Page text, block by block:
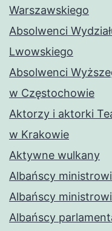
Warszawskiego
Absolwenci
Lwowskiego
Absolwenci
w Częstochowie
Aktorzy i aktorki
w Krakowie
Aktywne wulkany
Albańscy
Albańscy
Albańscy